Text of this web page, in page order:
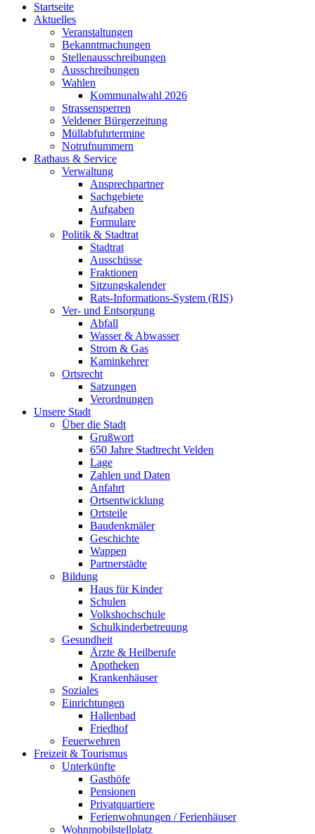
Startseite
Aktuelles
Veranstaltungen
Bekanntmachungen
Stellenausschreibungen
Ausschreibungen
Wahlen
Kommunalwahl 2026
Strassensperren
Veldener Bürgerzeitung
Müllabfuhrtermine
Notrufnummern
Rathaus & Service
Verwaltung
Ansprechpartner
Sachgebiete
Aufgaben
Formulare
Politik & Stadtrat
Stadtrat
Ausschüsse
Fraktionen
Sitzungskalender
Rats-Informations-System (RIS)
Ver- und Entsorgung
Abfall
Wasser & Abwasser
Strom & Gas
Kaminkehrer
Ortsrecht
Satzungen
Verordnungen
Unsere Stadt
Über die Stadt
Grußwort
650 Jahre Stadtrecht Velden
Lage
Zahlen und Daten
Anfahrt
Ortsentwicklung
Ortsteile
Baudenkmäler
Geschichte
Wappen
Partnerstädte
Bildung
Haus für Kinder
Schulen
Volkshochschule
Schulkinderbetreuung
Gesundheit
Ärzte & Heilberufe
Apotheken
Krankenhäuser
Soziales
Einrichtungen
Hallenbad
Friedhof
Feuerwehren
Freizeit & Tourismus
Unterkünfte
Gasthöfe
Pensionen
Privatquartiere
Ferienwohnungen / Ferienhäuser
Wohnmobilstellplatz